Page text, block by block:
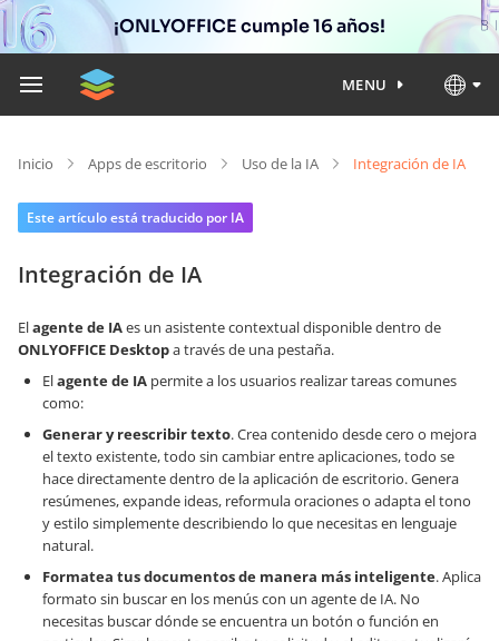
¡ONLYOFFICE cumple 16 años!
MENU
Inicio Apps de escritorio Uso de la IA Integración de IA
Este artículo está traducido por IA
Integración de IA
Elagente de IAes un asistente contextual disponible dentro de
ONLYOFFICE Desktopa través de una pestaña.
Elagente de IA permite a los usuarios realizar tareas comunes
como:
Generar y reescribir texto. Crea contenido desde cero o mejora
el texto existente, todo sin cambiar entre aplicaciones, todo se
hace directamente dentro de la aplicación de escritorio. Genera
resúmenes, expande ideas, reformula oraciones o adapta el tono
y estilo simplemente describiendo lo que necesitas en lenguaje
natural.
Formatea tus documentos de manera más inteligente. Aplica
formato sin buscar en los menús con un agente de IA. No
necesitas buscar dónde se encuentra un botón o función en